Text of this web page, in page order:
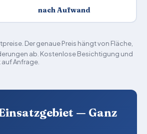
nach Aufwand
Der genaue Preis hängt von Fläche,
ab. Kostenlose Besichtigung und
Anfrage.
— Ganz